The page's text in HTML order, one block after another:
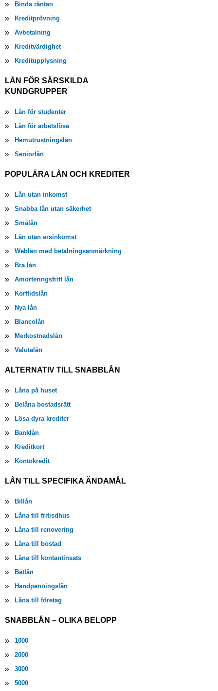
Binda räntan
Kreditprövning
Avbetalning
Kreditvärdighet
Kreditupplysning
LÅN FÖR SÄRSKILDA
KUNDGRUPPER
Lån för studenter
Lån för arbetslösa
Hemutrustningslån
Seniorlån
POPULÄRA LÅN OCH KREDITER
Lån utan inkomst
Snabba lån utan säkerhet
Smålån
Lån utan årsinkomst
Weblån med betalningsanmärkning
Bra lån
Amorteringsfritt lån
Korttidslån
Nya lån
Blancolån
Merkostnadslån
Valutalån
ALTERNATIV TILL SNABBLÅN
Låna på huset
Belåna bostadsrätt
Lösa dyra krediter
Banklån
Kreditkort
Kontokredit
LÅN TILL SPECIFIKA ÄNDAMÅL
Billån
Låna till fritisdhus
Låna till renovering
Låna till bostad
Låna till kontantinsats
Båtlån
Handpenningslån
Låna till företag
SNABBLÅN – OLIKA BELOPP
1000
2000
3000
5000